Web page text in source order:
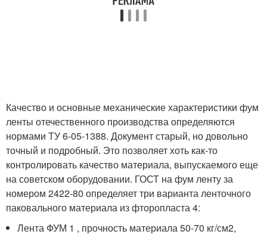
Качество и основные механические характеристики фум
ленты отечественного производства определяются
нормами ТУ 6-05-1388. Документ старый, но довольно
точный и подробный. Это позволяет хоть как-то
контролировать качество материала, выпускаемого еще
на советском оборудовании. ГОСТ на фум ленту за
номером 2422-80 определяет три варианта ленточного
паковального материала из фторопласта 4:
Лента ФУМ 1 , прочность материала 50-70 кг/см2,